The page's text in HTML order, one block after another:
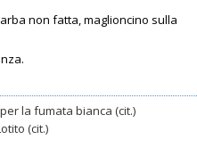
non fatta, maglioncino sulla
la fumata bianca (cit.)
(cit.)